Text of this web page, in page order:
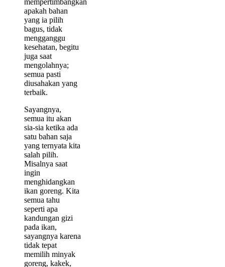
mempertimbangkan
apakah bahan
yang ia pilih
bagus, tidak
mengganggu
kesehatan, begitu
juga saat
mengolahnya;
semua pasti
diusahakan yang
terbaik.
Sayangnya,
semua itu akan
sia-sia ketika ada
satu bahan saja
yang ternyata kita
salah pilih.
Misalnya saat
ingin
menghidangkan
ikan goreng. Kita
semua tahu
seperti apa
kandungan gizi
pada ikan,
sayangnya karena
tidak tepat
memilih minyak
goreng, kakek,